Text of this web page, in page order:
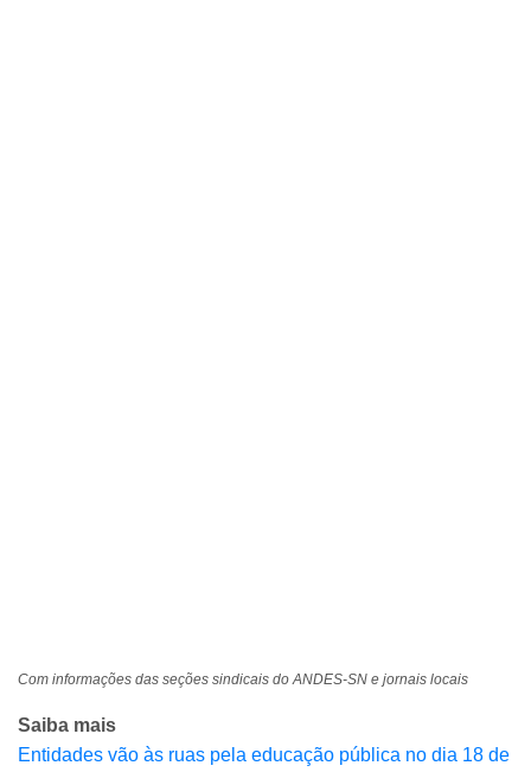
Com informações das seções sindicais do ANDES-SN e jornais locais
Saiba mais
Entidades vão às ruas pela educação pública no dia 18 de